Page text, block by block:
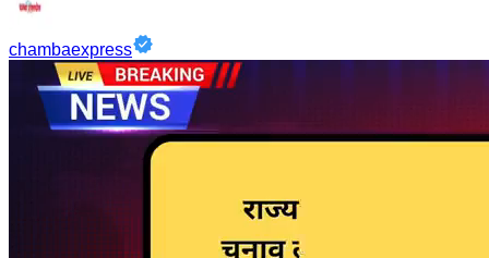
chambaexpress